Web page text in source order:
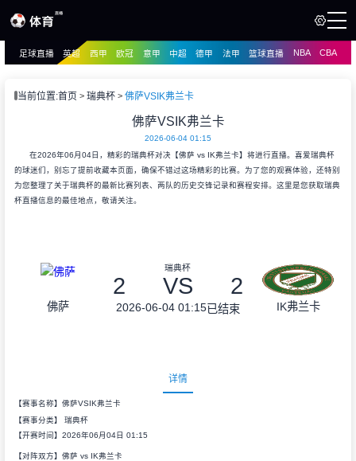
播
足球直播 英超 西甲 欧冠 意甲 中超 德甲 法甲 篮球直播 NBA CBA
当前位置:首页 瑞典杯 佛萨VSIK弗兰卡
佛萨VSIK弗兰卡
2026-06-04 01:15
在2026年06月04日，精彩的瑞典杯对决【佛萨 vs IK弗兰卡】将进行直播。喜爱瑞典杯
的球迷们，别忘了提前收藏本页面，确保不错过这场精彩的比赛。为了您的观赛体验，还特别
为您整理了关于瑞典杯的最新比赛列表、两队的历史交锋记录和赛程安排。这里是您获取瑞典
杯直播信息的最佳地点，敬请关注。
佛萨
瑞典杯
2 VS 2
2026-06-04 01:15已结束 IK弗兰卡
详情
【赛事名称】佛萨VSIK弗兰卡
【赛事分类】 瑞典杯
【开赛时间】2026年06月04日 01:15
【对阵双方】佛萨 vs IK弗兰卡